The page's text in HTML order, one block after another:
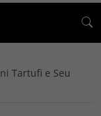
Tartufi e Seu